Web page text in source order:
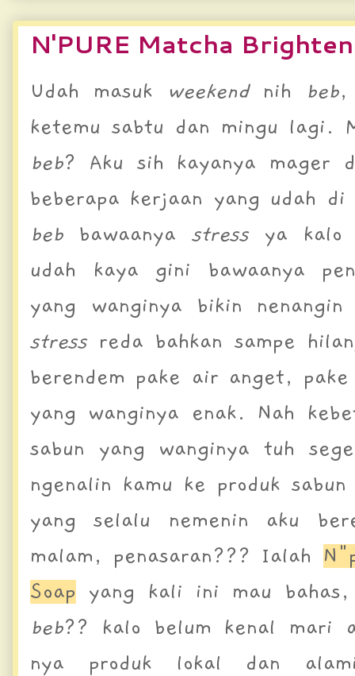
N'PURE Matcha
Udah masuk weekend nih beb,
ketemu sabtu dan mingu lagi.
beb? Aku sih kayanya mager
beberapa kerjaan yang udah
beb bawaanya stress ya
udah kaya gini bawaanya
yang wanginya bikin
stressreda bahkan sampe
berendem pake air anget,
yang wanginya enak. Nah
sabun yang wanginya tuh
ngenalin kamu ke produk
yang selalu nemenin aku
malam, penasaran??? Ialah
Soap yang kali ini mau
beb?? kalo belum kenal mari
nya produk lokal dan